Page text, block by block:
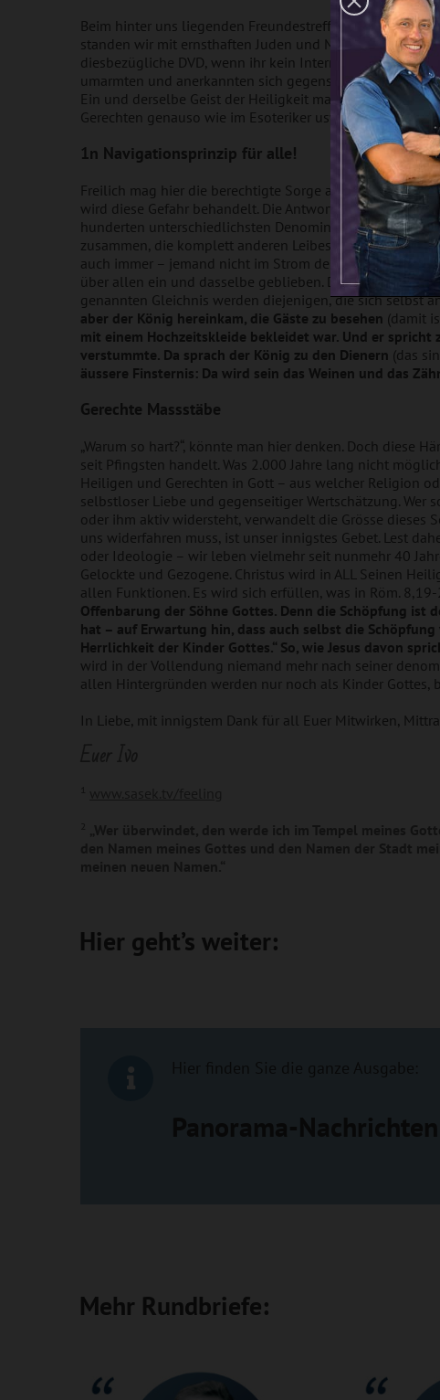
Beim hinter uns liegenden Freundestreffen fand einmal
standen wir mit ernsthaften Juden und Muslimen
diesbezügliche DVD, wenn ihr kein Internet habt.
umarmten und anerkannten sich gegenseitig liebevoll
Ein und derselbe Geist der Heiligkeit manifestierte sich
Gerechten genauso wie im Esoteriker usw. usf.
1n Navigationsprinzip für alle!
Freilich mag hier die berechtigte Sorge aufkommen, ob
wird diese Gefahr behandelt. Die Antwort ist eine ganz
hunderten unterschiedlichsten Denominationen
zusammen, die komplett anderen Leibesbereichen
auch immer – jemand nicht im Strom des Heiligen
über allen ein und dasselbe geblieben. Die göttliche
genannten Gleichnis werden diejenigen, die sich selbst
aber der König hereinkam, die Gäste zu besehen (damit
mit einem Hochzeitskleide bekleidet war. Und er
verstummte. Da sprach der König zu den Dienern (das
äussere Finsternis: Da wird sein das Weinen und das
Gerechte Massstäbe
„Warum so hart?“, könnte man hier denken. Doch diese
seit Pfingsten handelt. Was 2.000 Jahre lang nicht
Heiligen und Gerechten in Gott – aus welcher Religion
selbstloser Liebe und gegenseitiger Wertschätzung.
oder ihm aktiv widersteht, verwandelt die Grösse dieses
uns widerfahren muss, ist unser innigstes Gebet. Lest
oder Ideologie – wir leben vielmehr seit nunmehr 40
Gelockte und Gezogene. Christus wird in ALL Seinen
allen Funktionen. Es wird sich erfüllen, was in Röm.
Offenbarung der Söhne Gottes. Denn die Schöpfung
hat – auf Erwartung hin, dass auch selbst die
Herrlichkeit der Kinder Gottes.“ So, wie Jesus davon
wird in der Vollendung niemand mehr nach seiner
allen Hintergründen werden nur noch als Kinder Gottes,
In Liebe, mit innigstem Dank für all Euer Mitwirken,
Hier geht’s weiter:
Mehr Rundbriefe: